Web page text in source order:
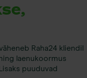
Raha24 kliendil
laenukoormus
puuduvad